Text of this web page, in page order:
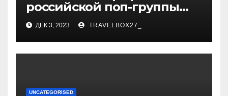
российской поп-группы
«Иванушки интернешнл»
— история успеха, музыка
и судьбы участников
ДЕК 3, 2023 TRAVELBOX27_
UNCATEGORISED